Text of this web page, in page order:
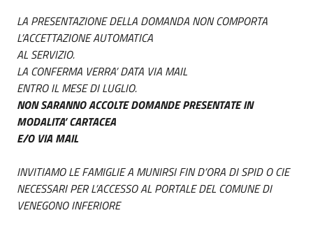
LA PRESENTAZIONE DELLA DOMANDA NON COMPORTA
L’ACCETTAZIONE AUTOMATICA
AL SERVIZIO.
LA CONFERMA VERRA’ DATA VIA MAIL
ENTRO IL MESE DI LUGLIO.
NON SARANNO ACCOLTE DOMANDE PRESENTATE IN
MODALITA’ CARTACEA
E/O VIA MAIL
INVITIAMO LE FAMIGLIE A MUNIRSI FIN D’ORA DI SPID O CIE
NECESSARI PER L’ACCESSO AL PORTALE DEL COMUNE DI
VENEGONO INFERIORE